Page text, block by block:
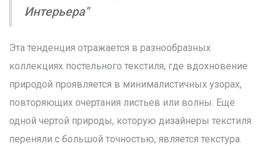
Интерьера"
Эта тенденция отражается в разнообразных
коллекциях постельного текстиля, где вдохновение
природой проявляется в минималистичных узорах,
повторяющих очертания листьев или волны. Ещё
одной чертой природы, которую дизайнеры текстиля
переняли с большой точностью, является текстура.